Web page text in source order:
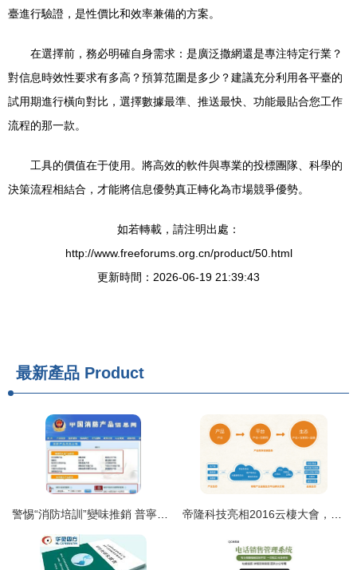
臺進行驗證，是性價比和效率兼備的方案。
在選擇前，務必明確自身需求：是廣泛撒網還是專注特定行業？
對信息時效性要求有多高？預算范圍是多少？建議充分利用各平臺的
試用期進行橫向對比，選擇數據最準、推送最快、功能最貼合您工作
流程的那一款。
工具的價值在于使用。將高效的軟件與專業的投標團隊、科學的
決策流程相結合，才能將信息優勢真正轉化為市場競爭優勢。
如若轉載，請注明出處：
http://www.freeforums.org.cn/product/50.html
更新時間：2026-06-19 21:39:43
最新產品 Product